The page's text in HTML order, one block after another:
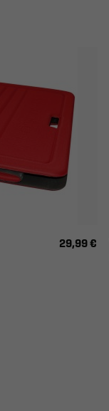
29,99 €